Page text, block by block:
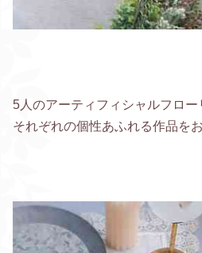
5人のアーティフィシャルフロー
それぞれの個性あふれる作品を